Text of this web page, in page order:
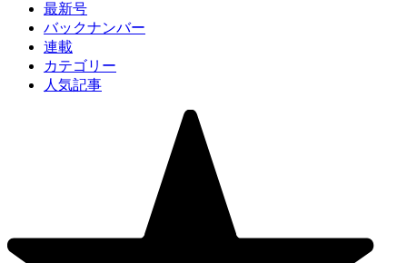
最新号
バックナンバー
連載
カテゴリー
人気記事